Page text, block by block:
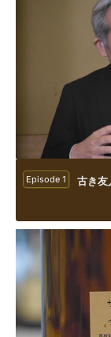
Episode 1 古き友